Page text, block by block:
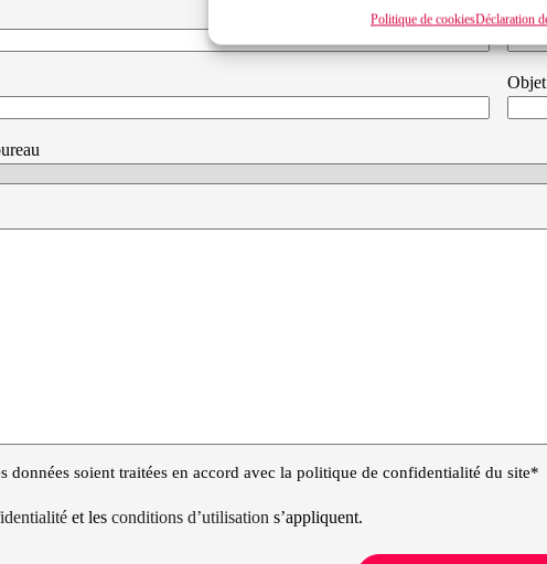
Politique de cookiesDéclaration
données soient traitées en accord avec la politique de confidentialité du site*
et lesconditions d’utilisations’appliquent.